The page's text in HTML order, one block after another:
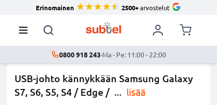
Erinomainen 2500+arvostelut
0800 918 243·Ma - Pe: 11:00 - 22:00
USB-johto kännykkään Samsung Galaxy
S7, S6, S5, S4 / Edge / ... lisää